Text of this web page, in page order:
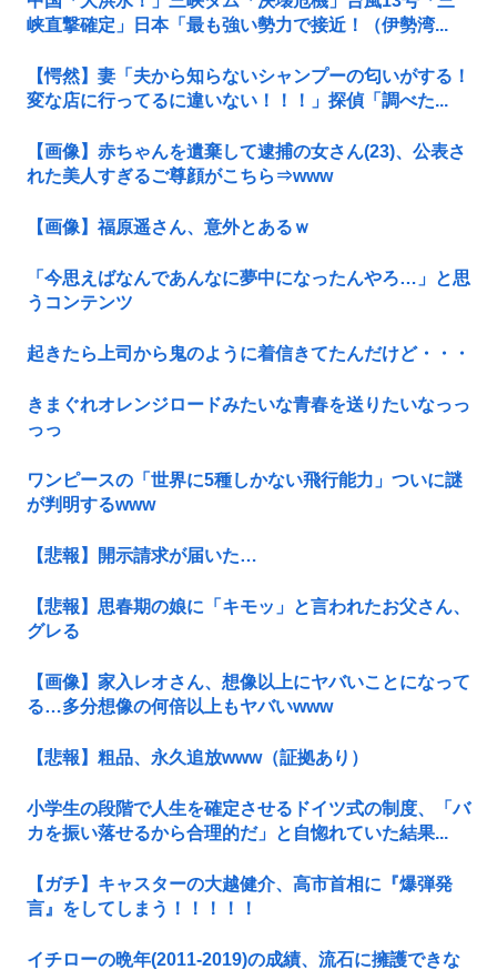
峡直撃確定」日本「最も強い勢力で接近！（伊勢湾...
【愕然】妻「夫から知らないシャンプーの匂いがする！
変な店に行ってるに違いない！！！」探偵「調べた...
【画像】赤ちゃんを遺棄して逮捕の女さん(23)、公表さ
れた美人すぎるご尊顔がこちら⇒www
【画像】福原遥さん、意外とあるｗ
「今思えばなんであんなに夢中になったんやろ…」と思
うコンテンツ
起きたら上司から鬼のように着信きてたんだけど・・・
きまぐれオレンジロードみたいな青春を送りたいなっっ
っっ
ワンピースの「世界に5種しかない飛行能力」ついに謎
が判明するwww
【悲報】開示請求が届いた…
【悲報】思春期の娘に「キモッ」と言われたお父さん、
グレる
【画像】家入レオさん、想像以上にヤバいことになって
る…多分想像の何倍以上もヤバいwww
【悲報】粗品、永久追放www（証拠あり）
小学生の段階で人生を確定させるドイツ式の制度、「バ
カを振い落せるから合理的だ」と自惚れていた結果...
【ガチ】キャスターの大越健介、高市首相に『爆弾発
言』をしてしまう！！！！！
イチローの晩年(2011-2019)の成績、流石に擁護できな